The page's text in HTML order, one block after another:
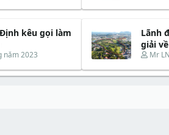
a
t
e
r
r
a
d
s
a
kêu gọi làm
năm 2023
Lãnh
giải
T
r
Mr